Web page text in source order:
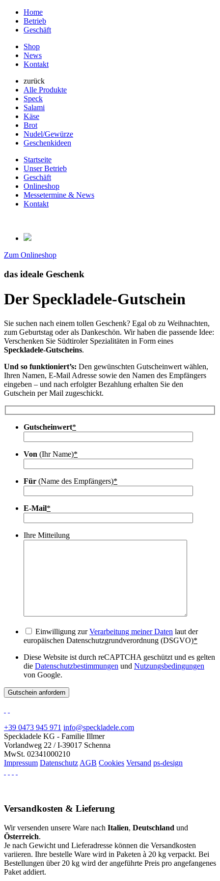
Home
Betrieb
Geschäft
Shop
News
Kontakt
zurück
Alle Produkte
Speck
Salami
Käse
Brot
Nudel/Gewürze
Geschenkideen
Startseite
Unser Betrieb
Geschäft
Onlineshop
Messetermine & News
Kontakt
Zum Onlineshop
das ideale Geschenk
Der Speckladele-Gutschein
Sie suchen nach einem tollen Geschenk? Egal ob zu Weihnachten,
zum Geburtstag oder als Dankeschön. Wir haben die passende Idee:
Verschenken Sie Südtiroler Spezialitäten in Form eines
Speckladele-Gutscheins.
Und so funktioniert’s: Den gewünschten Gutscheinwert wählen,
Ihren Namen, E-Mail Adresse sowie den Namen des Empfängers
eingeben – und nach erfolgter Bezahlung erhalten Sie den
Gutschein per Mail zugeschickt.
Gutscheinwert*
Von (Ihr Name)*
Für (Name des Empfängers)*
E-Mail*
Ihre Mitteilung
Einwilligung zurVerarbeitung meiner Daten laut der
europäischen Datenschutzgrundverordnung (DSGVO)*
Diese Website ist durch reCAPTCHA geschützt und es gelten
die Datenschutzbestimmungen und Nutzungsbedingungen
von Google.
+39 0473 945 971 info@speckladele.com
Speckladele KG - Familie Illmer
Vorlandweg 22 / I-39017 Schenna
MwSt. 02341000210
Impressum Datenschutz AGB Cookies Versand ps-design
Versandkosten & Lieferung
Wir versenden unsere Ware nach Italien, Deutschland und
Österreich.
Je nach Gewicht und Lieferadresse können die Versandkosten
variieren. Ihre bestelle Ware wird in Paketen à 20 kg verpackt. Bei
Bestellungen über 20 kg wird der angeführte Preis pro angefangenes
Paket addiert.